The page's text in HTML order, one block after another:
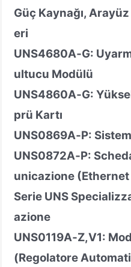
Güç Kaynağı,
eri
UNS4680A‑G:
ultucu Modülü
UNS4860A‑G:
prü Kartı
UNS0869A‑P:
UNS0872A‑P:
unicazione (Ethernet
Serie UNS
azione
UNS0119A‑Z,V1:
(Regolatore